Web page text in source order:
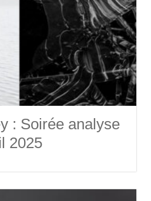
: Soirée analyse
2025